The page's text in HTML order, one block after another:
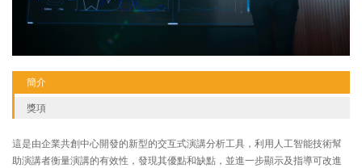
簡介
獎項
這是由企業共創中心開發的新型的交互式演講分析工具，利用人工智能技術幫
助演講者衡量演講的有效性，發現其優點和缺點，並進一步顯示及指導可改進